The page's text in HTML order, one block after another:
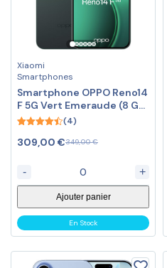
Xiaomi
Smartphones
Smartphone OPPO Reno14
F 5G Vert Emeraude (8 Go
/ 256 Go)
out of 5
(4)
349,00€
309,00 €
- +
Ajouter panier
En Stock